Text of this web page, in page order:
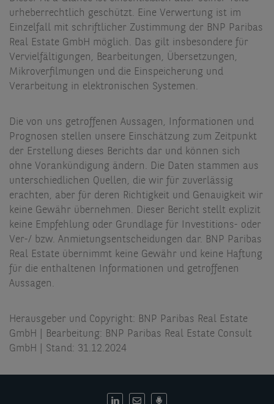
urheberrechtlich geschützt. Eine Verwertung ist im
Einzelfall mit schriftlicher Zustimmung der BNP Paribas
Real Estate GmbH möglich. Das gilt insbesondere für
Vervielfältigungen, Bearbeitungen, Übersetzungen,
Mikroverfilmungen und die Einspeicherung und
Verarbeitung in elektronischen Systemen.
Die von uns getroffenen Aussagen, Informationen und
Prognosen stellen unsere Einschätzung zum Zeitpunkt
der Erstellung dieses Berichts dar und können sich
ohne Vorankündigung ändern. Die Daten stammen aus
unterschiedlichen Quellen, die wir für zuverlässig
erachten, aber für deren Richtigkeit und Genauigkeit wir
keine Gewähr übernehmen. Dieser Bericht stellt explizit
keine Empfehlung oder Grundlage für Investitions- oder
Ver-/ bzw. Anmietungsentscheidungen dar. BNP Paribas
Real Estate übernimmt keine Gewähr und keine Haftung
für die enthaltenen Informationen und getroffenen
Aussagen.
Herausgeber und Copyright: BNP Paribas Real Estate
GmbH | Bearbeitung: BNP Paribas Real Estate Consult
GmbH | Stand: 31.12.2024